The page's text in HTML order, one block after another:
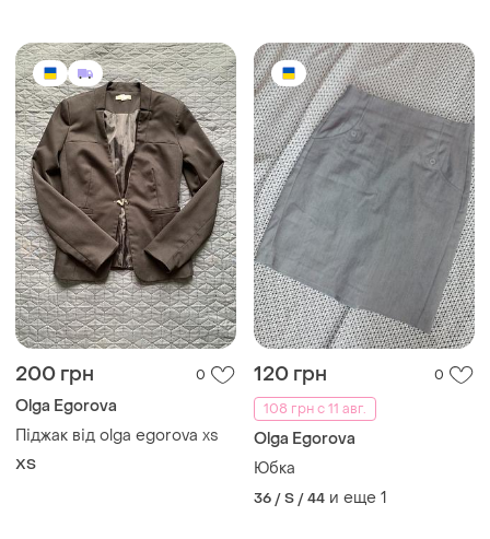
200 грн 0
Olga Egorova
Піджак від olga egorova xs
ХS
120 грн
0
108 грн с 11 авг.
Olga Egorova
Юбка
36 / S / 44 и еще 1